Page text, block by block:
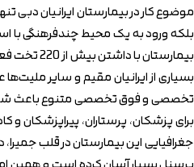
موضوع کار در بیمارستان ایرانیان
بلکه ورود به یک محیط چندفرهنگی با
بیمارستان
بسیاری از ایرانیان مقیم و سایر
تخصصی و فوق تخصصی متنوع باعث
برای پزشکان، پرستاران، پیراپزشکان و
جغرافیایی این بیمارستان در قلب جمیرا،